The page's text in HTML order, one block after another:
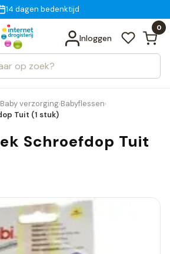
18:00 uur besteld
bezorging
14 dagen bedenktijd
Inloggen
0
Bekijk alle resultaten
Baby verzorging›Babyflessen›
Tuit (1 stuk)
Schroefdop Tuit